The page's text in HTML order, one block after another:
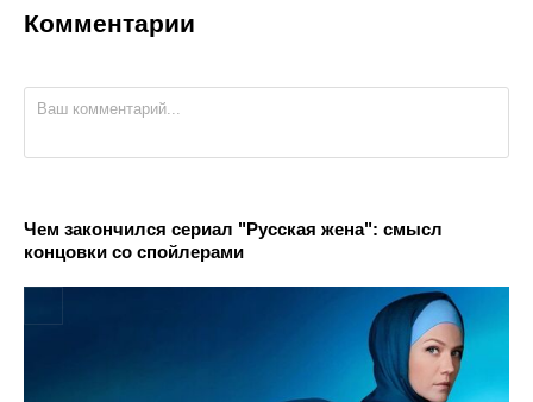
Комментарии
Чем закончился сериал "Русская жена": смысл
концовки со спойлерами